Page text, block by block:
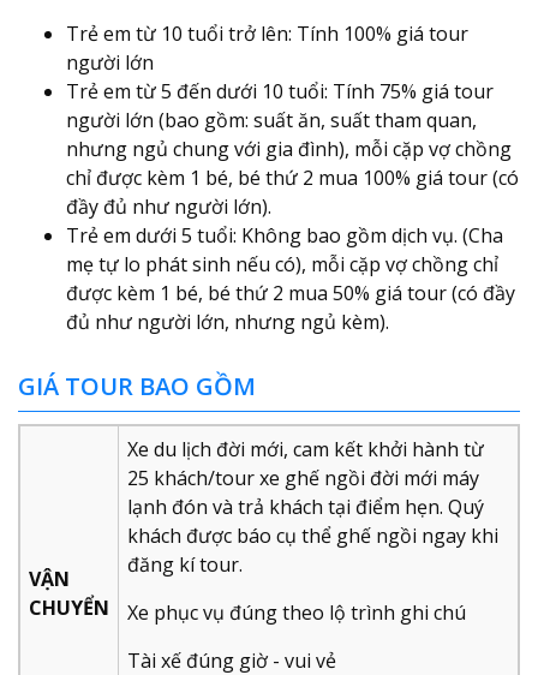
Trẻ em từ 10 tuổi trở lên: Tính 100% giá tour
người lớn
Trẻ em từ 5 đến dưới 10 tuổi: Tính 75% giá tour
người lớn (bao gồm: suất ăn, suất tham quan,
nhưng ngủ chung với gia đình), mỗi cặp vợ chồng
chỉ được kèm 1 bé, bé thứ 2 mua 100% giá tour (có
đầy đủ như người lớn).
Trẻ em dưới 5 tuổi: Không bao gồm dịch vụ. (Cha
mẹ tự lo phát sinh nếu có), mỗi cặp vợ chồng chỉ
được kèm 1 bé, bé thứ 2 mua 50% giá tour (có đầy
đủ như người lớn, nhưng ngủ kèm).
GIÁ TOUR BAO GỒM
VẬN
CHUYỂN
Xe du lịch đời mới, cam kết khởi hành từ
25 khách/tour xe ghế ngồi đời mới máy
lạnh đón và trả khách tại điểm hẹn. Quý
khách được báo cụ thể ghế ngồi ngay khi
đăng kí tour.
Xe phục vụ đúng theo lộ trình ghi chú
Tài xế đúng giờ - vui vẻ